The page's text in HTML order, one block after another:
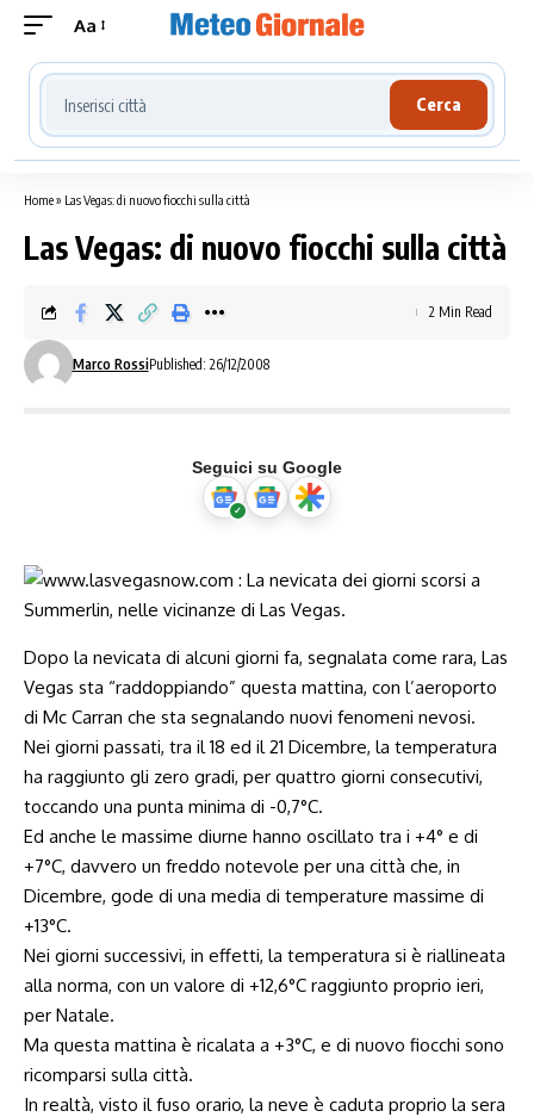
Aa
Cerca località meteo
Cerca
Home» Las Vegas: di nuovo fiocchi sulla città
Las Vegas: di nuovo fiocchi sulla città
Marco RossiPublished: 26/12/2008
2 Min Read
Seguici su Google
Dopo la nevicata di alcuni giorni fa, segnalata come rara, Las
Vegas sta “raddoppiando” questa mattina, con l’aeroporto
di Mc Carran che sta segnalando nuovi fenomeni nevosi.
Nei giorni passati, tra il 18 ed il 21 Dicembre, la temperatura
ha raggiunto gli zero gradi, per quattro giorni consecutivi,
toccando una punta minima di -0,7°C.
Ed anche le massime diurne hanno oscillato tra i +4° e di
+7°C, davvero un freddo notevole per una città che, in
Dicembre, gode di una media di temperature massime di
+13°C.
Nei giorni successivi, in effetti, la temperatura si è riallineata
alla norma, con un valore di +12,6°C raggiunto proprio ieri,
per Natale.
Ma questa mattina è ricalata a +3°C, e di nuovo fiocchi sono
ricomparsi sulla città.
In realtà, visto il fuso orario, la neve è caduta proprio la sera